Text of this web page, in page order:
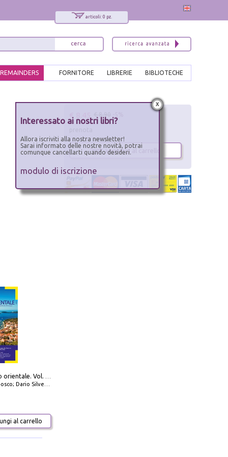
articoli: 0 pz.
BIBLIOTECHE
LIBRERIE
FORNITORE
REMAINDERS
Silvestro; Marco Sbrizzi
al carrello
€ 8.45
aggiungi al carrello
x
Interessato ai nostri libri?
Allora iscriviti alla nostra newsletter!
Sarai informato delle nostre novità, potrai
comunque cancellarti quando desideri.
modulo di iscrizione